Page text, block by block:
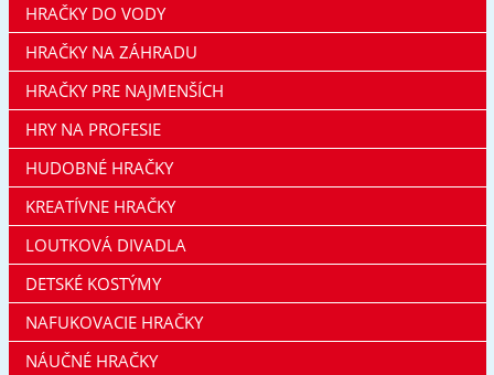
HRAČKY DO VODY
HRAČKY NA ZÁHRADU
HRAČKY PRE NAJMENŠÍCH
HRY NA PROFESIE
HUDOBNÉ HRAČKY
KREATÍVNE HRAČKY
LOUTKOVÁ DIVADLA
DETSKÉ KOSTÝMY
NAFUKOVACIE HRAČKY
NÁUČNÉ HRAČKY